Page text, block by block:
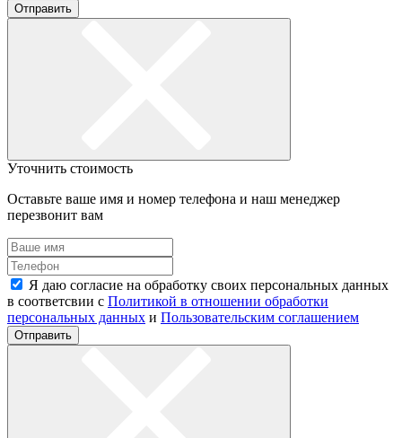
Отправить
Уточнить стоимость
Оставьте ваше имя и номер телефона и наш менеджер
перезвонит вам
Я даю согласие на обработку своих персональных данных
в соответсвии с Политикой в отношении обработки
персональных данных и Пользовательским соглашением
Отправить